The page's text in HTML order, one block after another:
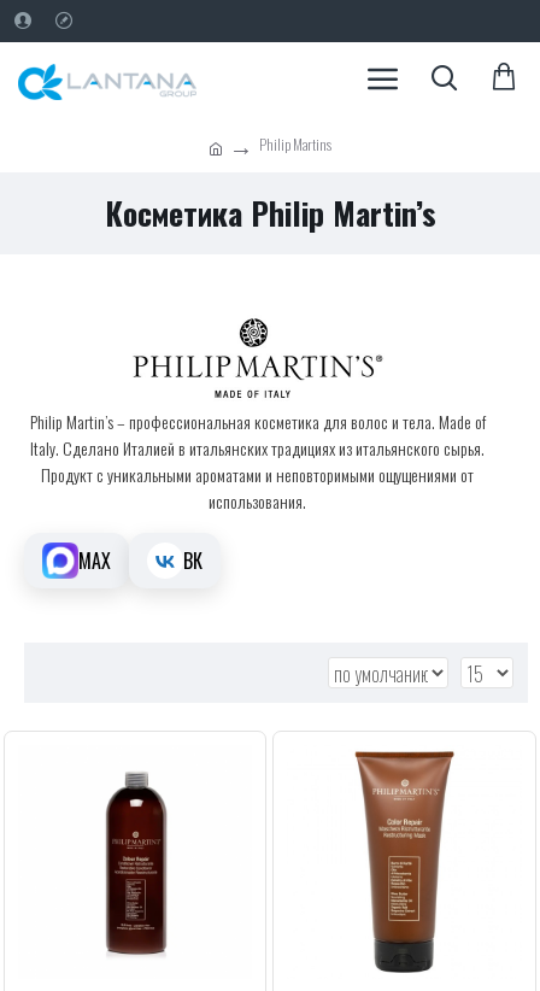
Philip Martins
Косметика Philip Martin’s
Philip Martin’s – профессиональная косметика для волос и тела. Made of
Italy. Сделано Италией в итальянских традициях из итальянского сырья.
Продукт с уникальными ароматами и неповторимыми ощущениями от
использования.
MAX ВК